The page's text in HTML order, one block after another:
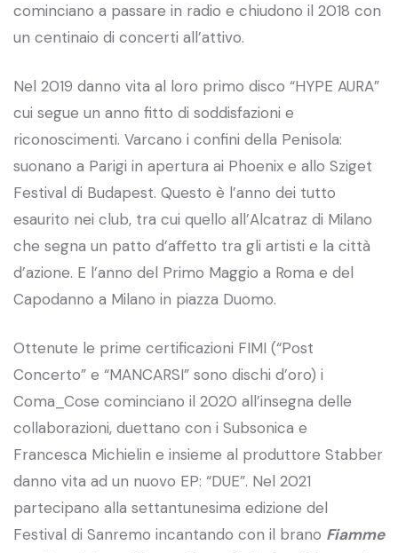
cominciano a passare in radio e chiudono il 2018 con
un centinaio di concerti all’attivo.
Nel 2019 danno vita al loro primo disco “HYPE AURA”
cui segue un anno fitto di soddisfazioni e
riconoscimenti. Varcano i confini della Penisola:
suonano a Parigi in apertura ai Phoenix e allo Sziget
Festival di Budapest. Questo è l’anno dei tutto
esaurito nei club, tra cui quello all’Alcatraz di Milano
che segna un patto d’aﬀetto tra gli artisti e la città
d’azione. E l’anno del Primo Maggio a Roma e del
Capodanno a Milano in piazza Duomo.
Ottenute le prime certificazioni FIMI (“Post
Concerto” e “MANCARSI” sono dischi d’oro) i
Coma_Cose cominciano il 2020 all’insegna delle
collaborazioni, duettano con i Subsonica e
Francesca Michielin e insieme al produttore Stabber
danno vita ad un nuovo EP: “DUE”. Nel 2021
partecipano alla settantunesima edizione del
Festival di Sanremo incantando con il brano Fiamme